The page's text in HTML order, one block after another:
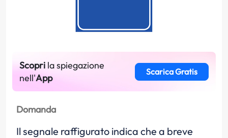
Scopri la spiegazione
nell'App
Scarica Gratis
Domanda
Il segnale raffigurato indica che a breve